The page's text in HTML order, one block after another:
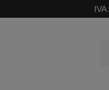
IVA: